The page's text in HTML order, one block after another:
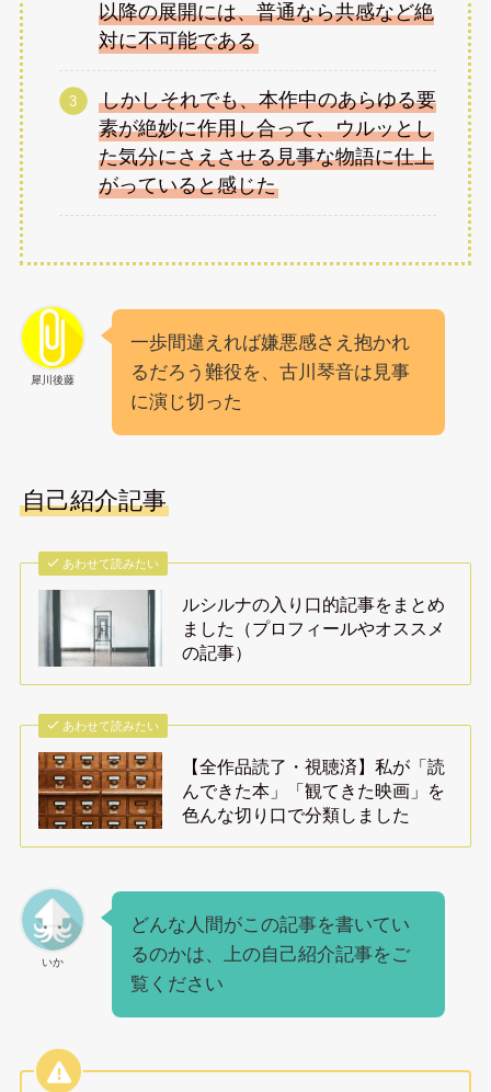
以降の展開には、普通なら共感など絶
対に不可能である
しかしそれでも、本作中のあらゆる要
素が絶妙に作用し合って、ウルッとし
た気分にさえさせる見事な物語に仕上
がっていると感じた
犀川後藤
一歩間違えれば嫌悪感さえ抱かれ
るだろう難役を、古川琴音は見事
に演じ切った
自己紹介記事
あわせて読みたい
ルシルナの入り口的記事をまとめ
ました（プロフィールやオススメ
の記事）
あわせて読みたい
【全作品読了・視聴済】私が「読
んできた本」「観てきた映画」を
色んな切り口で分類しました
いか
どんな人間がこの記事を書いてい
るのかは、上の自己紹介記事をご
覧ください